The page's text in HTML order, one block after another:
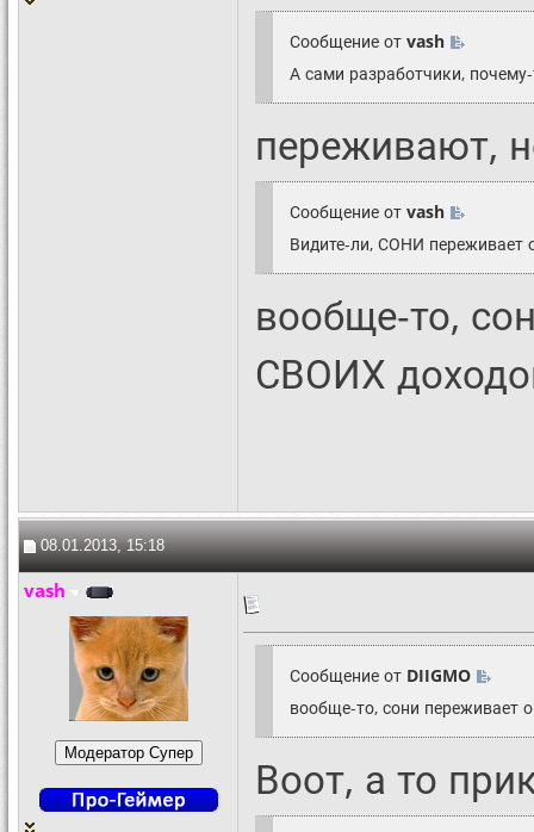
Сообщение от vash
А сами разработчики,
переживают,
Сообщение от vash
Видите-ли, СОНИ переживает
вообще-то,
СВОИХ
08.01.2013, 15:18
vash
Сообщение от DIIGMO
вообще-то, сони переживает
Воот, а то